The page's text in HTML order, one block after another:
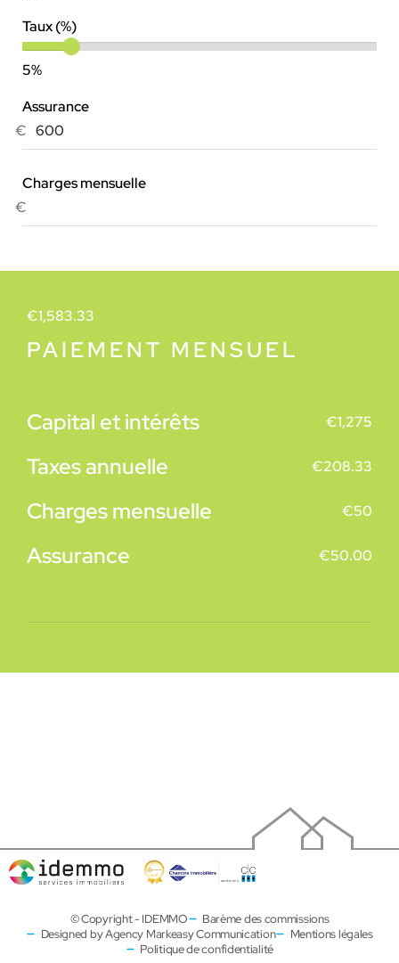
Taux (%)
5%
Assurance
€
Charges mensuelle
€
€1,583.33
PAIEMENT MENSUEL
Capital et intérêts €1,275
Taxes annuelle €208.33
Charges mensuelle €50
Assurance €50.00
© Copyright - IDEMMO
Barème des commissions
Designed by Agency Markeasy Communication
Mentions légales
Politique de confidentialité